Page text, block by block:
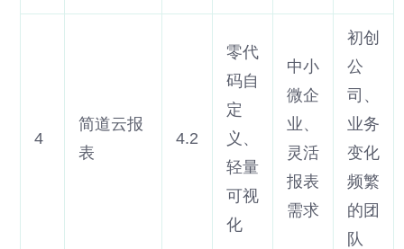
4
简道云报
表
4.2
零代
码自
定
义、
轻量
可视
化
中小
微企
业、
灵活
报表
需求
初创
公
司、
业务
变化
频繁
的团
队